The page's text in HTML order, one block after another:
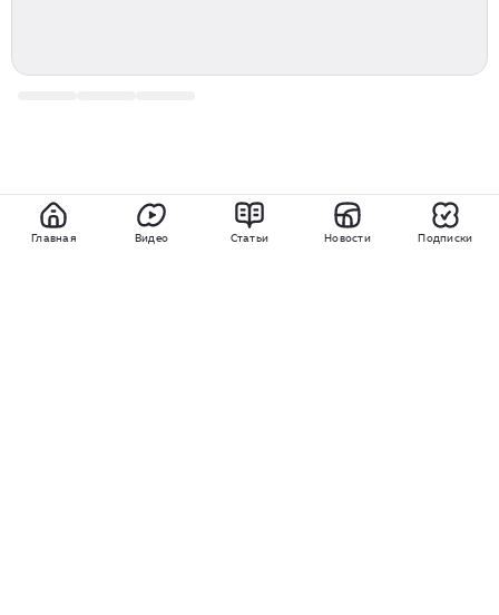
Главная Видео Статьи Новости Подписки